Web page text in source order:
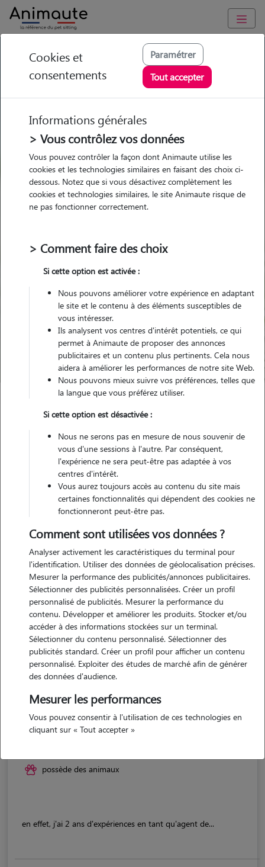
GARDE ANIMAUX à Prissé : Garde chien et chat en famille ou à
domicile, visites et promenades
Trouvez une garde animaux à
Prissé
Parmi nos 6 pet-sitters à Prissé
Garde
chez le Pet Sitter
Garde
chez le Pet Sitter
Pour quel animal ?
Trouver mon Pet Sitter
Saône-et-Loire
Prissé
Nos promeneurs et familles d'accueil
à Prissé (71960)
Nicolas
possède des animaux
en effet, j'ai 2 ans d'expériences en tant qu'agent de...
Cookies et
consentements
Paramétrer
Tout accepter
Informations générales
> Vous contrôlez vos données
Vous pouvez contrôler la façon dont Animaute utilise les
cookies et les technologies similaires en faisant des choix ci-
dessous. Notez que si vous désactivez complètement les
cookies et technologies similaires, le site Animaute risque de
ne pas fonctionner correctement.
> Comment faire des choix
Si cette option est activée :
Nous pouvons améliorer votre expérience en adaptant
le site et le contenu à des éléments susceptibles de
vous intéresser.
Ils analysent vos centres d'intérêt potentiels, ce qui
permet à Animaute de proposer des annonces
publicitaires et un contenu plus pertinents. Cela nous
aidera à améliorer les performances de notre site Web.
Nous pouvons mieux suivre vos préférences, telles que
la langue que vous préférez utiliser.
Si cette option est désactivée :
Nous ne serons pas en mesure de nous souvenir de
vous d'une sessions à l'autre. Par conséquent,
l'expérience ne sera peut-être pas adaptée à vos
centres d'intérêt.
Vous aurez toujours accès au contenu du site mais
certaines fonctionnalités qui dépendent des cookies ne
fonctionneront peut-être pas.
Comment sont utilisées vos données ?
Analyser activement les caractéristiques du terminal pour
l'identification. Utiliser des données de géolocalisation précises.
Mesurer la performance des publicités/annonces publicitaires.
Sélectionner des publicités personnalisées. Créer un profil
personnalisé de publicités. Mesurer la performance du
contenu. Développer et améliorer les produits. Stocker et/ou
accéder à des informations stockées sur un terminal.
Sélectionner du contenu personnalisé. Sélectionner des
publicités standard. Créer un profil pour afficher un contenu
personnalisé. Exploiter des études de marché afin de générer
des données d'audience.
Mesurer les performances
Vous pouvez consentir à l'utilisation de ces technologies en
cliquant sur « Tout accepter »